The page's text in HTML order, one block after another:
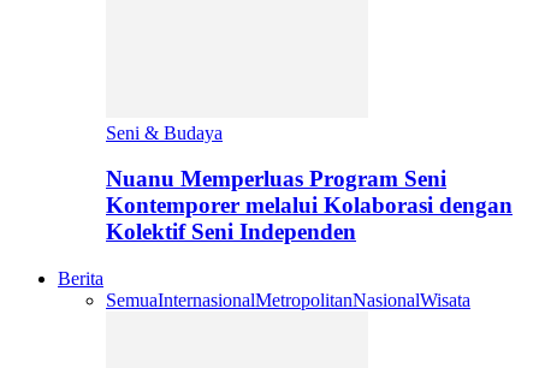
Seni & Budaya
Nuanu Memperluas Program Seni
Kontemporer melalui Kolaborasi dengan
Kolektif Seni Independen
Berita
SemuaInternasionalMetropolitanNasionalWisata